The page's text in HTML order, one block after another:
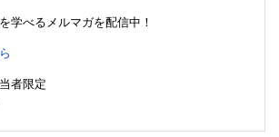
学べるメルマガを配信中！
者限定